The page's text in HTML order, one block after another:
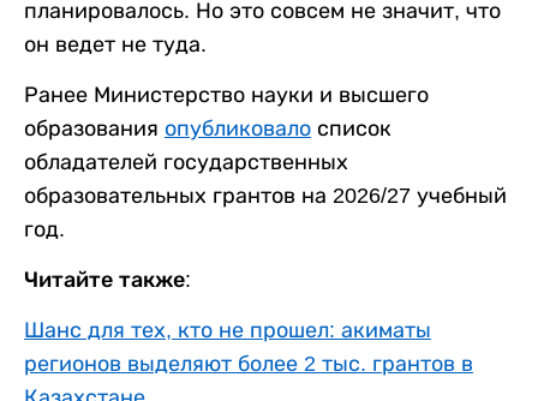
планировалось. Но это совсем не значит, что
он ведет не туда.
Ранее Министерство науки и высшего
образования опубликовало список
обладателей государственных
образовательных грантов на 2026/27 учебный
год.
Читайте также:
Шанс для тех, кто не прошел: акиматы
регионов выделяют более 2 тыс. грантов в